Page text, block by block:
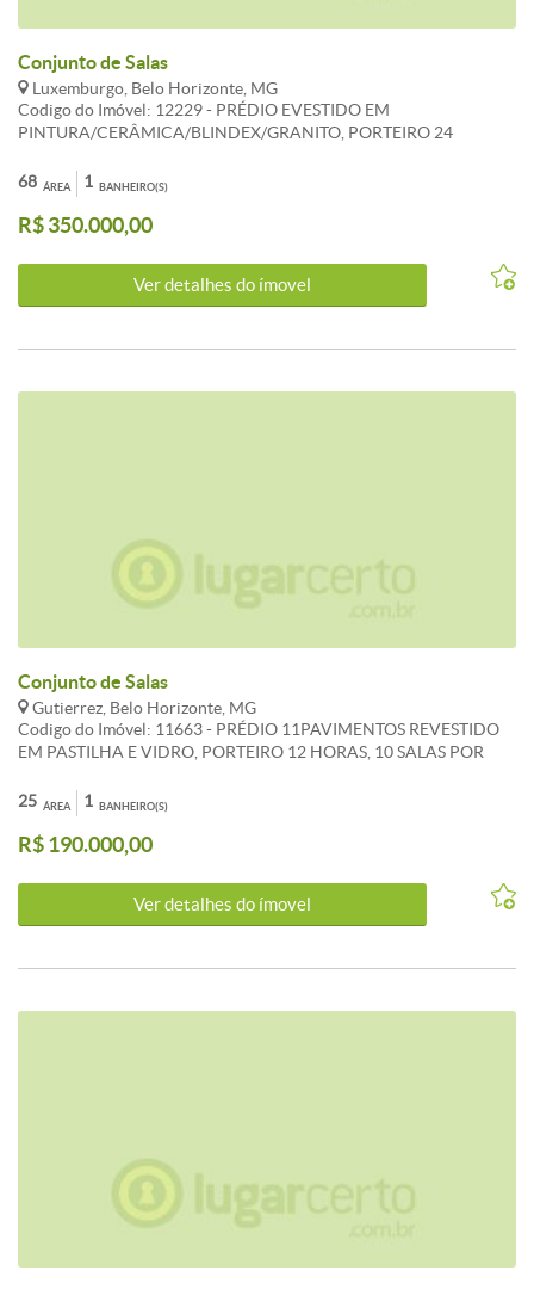
Conjunto de Salas
Luxemburgo, Belo Horizonte, MG
Codigo do Imóvel: 12229 - PRÉDIO EVESTIDO EM
PINTURA/CERÂMICA/BLINDEX/GRANITO, PORTEIRO 24
UNIFICADAS C/RECEPÇÃO, 2 AR CONDICIONADO, PISO
PORCELANATO /67 M , 2 BHS, COPA.
ÁREA
68 BANHEIRO(S)
1
R$ 350.000,00
Ver detalhes do ímovel
Conjunto de Salas
Gutierrez, Belo Horizonte, MG
Codigo do Imóvel: 11663 - PRÉDIO 11PAVIMENTOS REVESTIDO
EM PASTILHA E VIDRO, PORTEIRO 12 HORAS, 10 SALAS POR
UMA, PISO EM GRANITO. OBS:CADA SALA R$ 190.000,00.
ÁREA
25 BANHEIRO(S)
1
R$ 190.000,00
Ver detalhes do ímovel